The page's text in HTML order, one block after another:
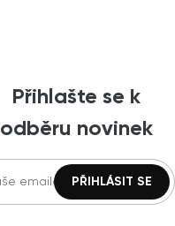
Přihlašte se k
odběru novinek